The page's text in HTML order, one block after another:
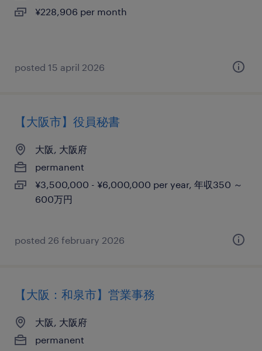
¥228,906 per month
posted 15 april 2026
【大阪市】役員秘書
大阪, 大阪府
permanent
¥3,500,000 - ¥6,000,000 per year, 年収350 ～
600万円
posted 26 february 2026
【大阪：和泉市】営業事務
大阪, 大阪府
permanent